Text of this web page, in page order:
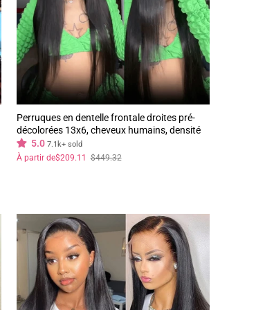
Perruques en dentelle frontale droites pré-
décolorées 13x6, cheveux humains, densité
180%, perruques transparentes HD sans
colle
5.0 7.1k+ sold
Prix
régulier
$449.32
Prix
réduit
À partir de$209.11